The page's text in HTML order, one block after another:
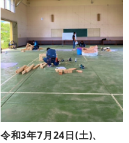
令和3年7月24日(土)、